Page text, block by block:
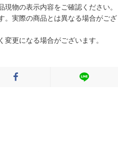
現物の表示内容をご確認ください。
。実際の商品とは異なる場合がござ
変更になる場合がございます。
FacebookでシェアするLINEでシェ